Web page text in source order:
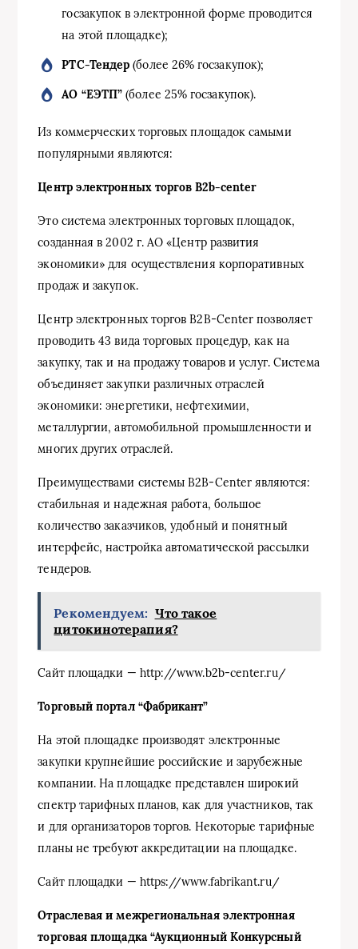
госзакупок в электронной форме проводится
на этой площадке);
РТС-Тендер (более 26% госзакупок);
АО “ЕЭТП” (более 25% госзакупок).
Из коммерческих торговых площадок самыми
популярными являются:
Центр электронных торгов B2b-center
Это система электронных торговых площадок,
созданная в 2002 г. АО «Центр развития
экономики» для осуществления корпоративных
продаж и закупок.
Центр электронных торгов B2B-Center позволяет
проводить 43 вида торговых процедур, как на
закупку, так и на продажу товаров и услуг. Система
объединяет закупки различных отраслей
экономики: энергетики, нефтехимии,
металлургии, автомобильной промышленности и
многих других отраслей.
Преимуществами системы B2B-Center являются:
стабильная и надежная работа, большое
количество заказчиков, удобный и понятный
интерфейс, настройка автоматической рассылки
тендеров.
Рекомендуем: Что такое
цитокинотерапия?
Сайт площадки — http://www.b2b-center.ru/
Торговый портал “Фабрикант”
На этой площадке производят электронные
закупки крупнейшие российские и зарубежные
компании. На площадке представлен широкий
спектр тарифных планов, как для участников, так
и для организаторов торгов. Некоторые тарифные
планы не требуют аккредитации на площадке.
Сайт площадки — https://www.fabrikant.ru/
Отраслевая и межрегиональная электронная
торговая площадка “Аукционный Конкурсный